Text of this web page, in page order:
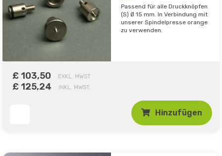
Passend für alle Druckknöpfen
(S) Ø 15 mm. In Verbindung mit
unserer Spindelpresse orange
zu verwenden.
£ 103,50 EXKL. MWST
£ 125,24 INKL. MWST.
Hinzufügen